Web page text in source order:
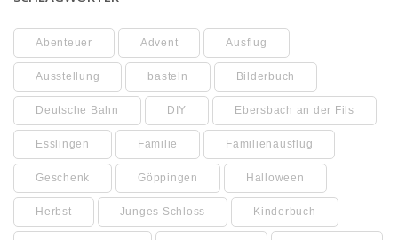
Abenteuer Advent Ausflug
Ausstellung basteln Bilderbuch
Deutsche Bahn DIY Ebersbach an der Fils
Esslingen Familie Familienausflug
Geschenk Göppingen Halloween
Herbst Junges Schloss Kinderbuch